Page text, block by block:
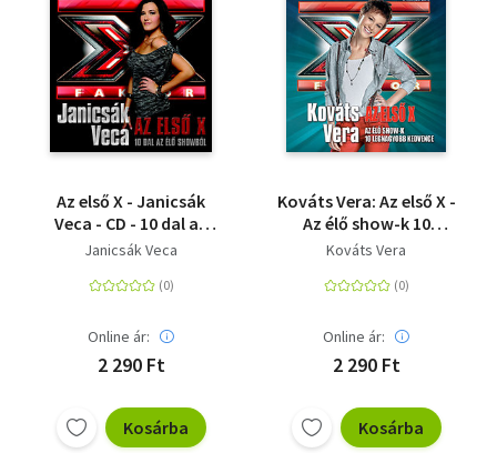
Az első X - Janicsák
Veca - CD - 10 dal az
élő showból
Janicsák Veca
Online ár:
2 290 Ft
Kosárba
Kováts Vera: Az első X -
Az élő show-k 10
legnagyobb kedvence
Kováts Vera
Online ár:
2 290 Ft
Kosárba